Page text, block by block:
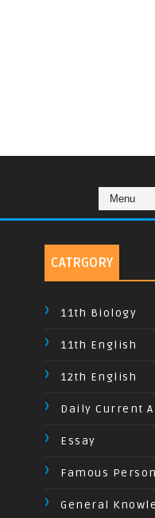
CATRGORY
11th Biology
11th English
12th English
Daily Current
Essay
Famous
General